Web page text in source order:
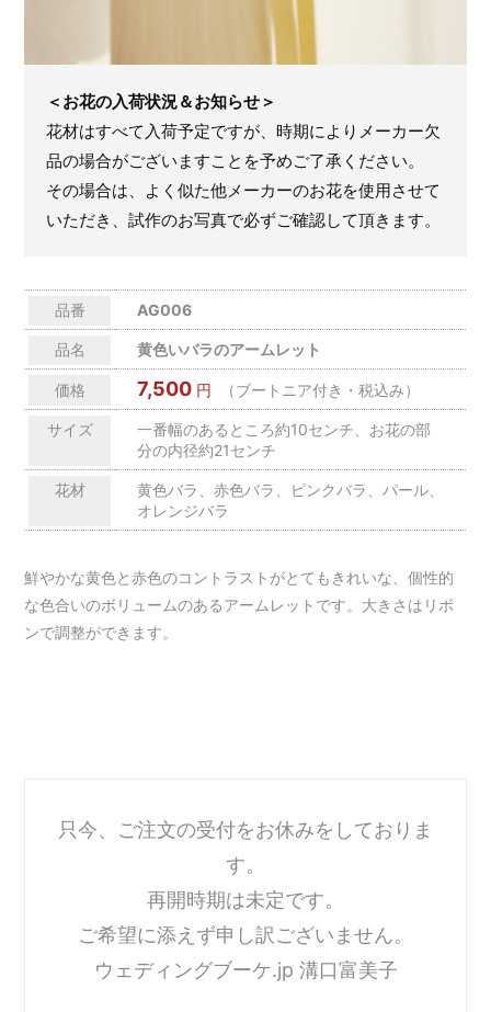
＜お花の入荷状況＆お知らせ＞
花材はすべて入荷予定ですが、時期によりメーカー欠
品の場合がございますことを予めご了承ください。
その場合は、よく似た他メーカーのお花を使用させて
いただき、試作のお写真で必ずご確認して頂きます。
品番 AG006
品名 黄色いバラのアームレット
価格 7,500 円 （ブートニア付き・税込み）
サイズ
一番幅のあるところ約10センチ、お花の部
分の内径約21センチ
花材
黄色バラ、赤色バラ、ピンクバラ、パール、
オレンジバラ
鮮やかな黄色と赤色のコントラストがとてもきれいな、個性的
な色合いのボリュームのあるアームレットです。大きさはリボ
ンで調整ができます。
只今、ご注文の受付をお休みをしておりま
す。
再開時期は未定です。
ご希望に添えず申し訳ございません。
ウェディングブーケ.jp 溝口富美子